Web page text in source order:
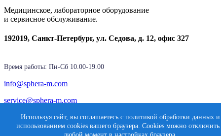
Используя сайт, вы соглашаетесь с политикой обработки данных и
использованием cookies вашего браузера. Cookies можно отключить
Медицинское, лабораторное оборудование
и сервисное обслуживание.
192019, Санкт-Петербург, ул. Седова, д. 12, офис 327
Время работы: Пн-Cб 10.00-19.00
info@sphera-m.com
service@sphera-m.com
Создание сайта